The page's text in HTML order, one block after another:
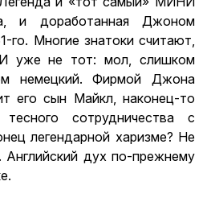
и доработанная Джоном
го. Многие знатоки считают,
уже не тот: мол, слишком
немецкий. Фирмой Джона
его сын Майкл, наконец-то
сотрудничества с
легендарной харизме? Не
Английский дух по-прежнему